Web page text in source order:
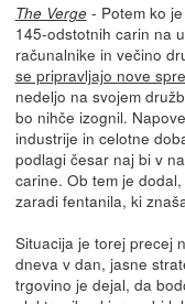
The Verge- Potem ko je
145-odstotnih carin na
računalnike in večino
se pripravljajo nove
nedeljo na svojem
bo nihče izognil.
industrije in celotne
podlagi česar naj bi v
carine. Ob tem je
zaradi fentanila, ki
Situacija je torej precej
dneva v dan, jasne
trgovino je dejal, da